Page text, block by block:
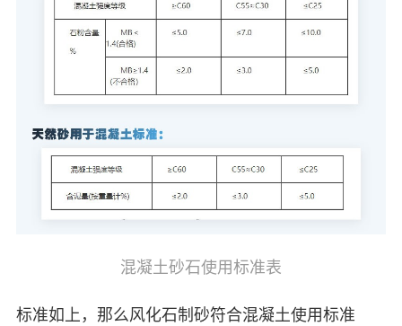
混凝土砂石使用标准表
标准如上，那么风化石制砂符合混凝土使用标准